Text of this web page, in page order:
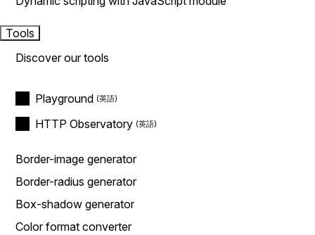
Tools
Discover our tools
Playground
HTTP Observatory
Border-image generator
Border-radius generator
Box-shadow generator
Color format converter